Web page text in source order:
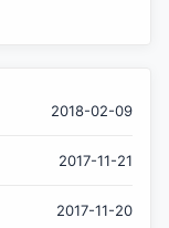
2018-02-09
2017-11-21
2017-11-20